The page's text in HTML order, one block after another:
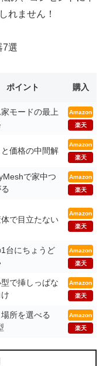
れません！
7選
ポイント 購入
モードの最上
Amazon
楽天
価格の中間解
Amazon
楽天
で家中つ
Amazon
楽天
で目立たない
Amazon
楽天
台にちょうど
Amazon
楽天
で挿しっぱな
Amazon
楽天
所を選べる
Amazon
楽天